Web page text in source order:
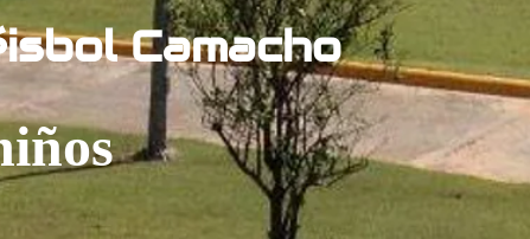
Camacho